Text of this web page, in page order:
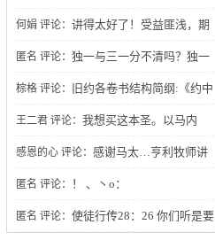
长，期待了解更多。
何娟 评论： 讲得太好了！受益匪浅，期
待看到更多有关建造生命的讲章，祝福
你。
匿名 评论： 独一与三一分不清吗？独一
三一 不一样吧？应该是人都能分辨得出
来。
棕格 评论： 旧约各卷书结构简纲:《约中
之钥：旧约文学结构》，非常棒！
王二君 评论： 我想买这本圣。以马内
利！
感恩的心 评论： 感谢马太…亨利牧师讲
的圣经证道，谢谢您分享给我的灵粮吗
哪，主与我们同在，哈利路亚！阿门。
匿名 评论： ！ 、丶o：
匿名 评论： 使徒行传28：26 你们听是要